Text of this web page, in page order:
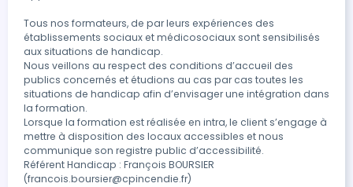
Tous nos formateurs, de par leurs expériences des
établissements sociaux et médicosociaux sont sensibilisés
aux situations de handicap.
Nous veillons au respect des conditions d’accueil des
publics concernés et étudions au cas par cas toutes les
situations de handicap afin d’envisager une intégration dans
la formation.
Lorsque la formation est réalisée en intra, le client s’engage à
mettre à disposition des locaux accessibles et nous
communique son registre public d’accessibilité.
Référent Handicap : François BOURSIER
(francois.boursier@cpincendie.fr)